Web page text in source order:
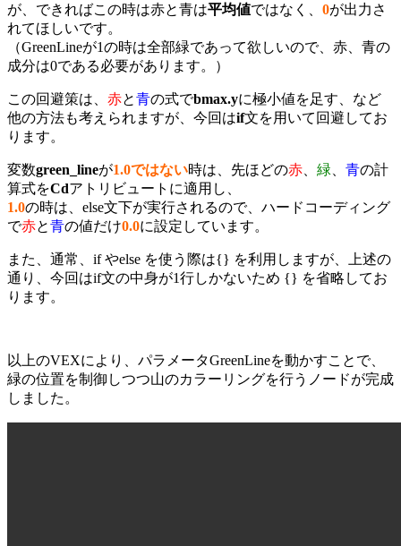
が、できればこの時は赤と青は平均値ではなく、 0が出力さ
れてほしいです。
（GreenLineが1の時は全部緑であって欲しいので、赤、青の
成分は0である必要があります。）
この回避策は、 赤と青の式でbmax.yに極小値を足す、など
他の方法も考えられますが、今回はif文を用いて回避してお
ります。
変数green_lineが1.0ではない時は、先ほどの赤 緑 青の計
算式をCdアトリビュートに適用し、
1.0の時は、else文下が実行されるので、ハードコーディング
で赤と青の値だけ0.0に設定しています。
また、通常、if やelse を使う際は{} を利用しますが、上述の
通り、今回はif文の中身が1行しかないため {} を省略してお
ります。
以上のVEXにより、パラメータGreenLineを動かすことで、
緑の位置を制御しつつ山のカラーリングを行うノードが完成
しました。